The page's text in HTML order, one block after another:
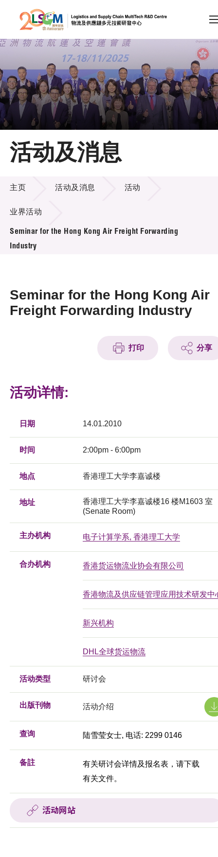
跳到内容（按回车键）
会员登录
A A EN 繁 简
主页
关于LSCM
技术商品化
项目及资助计划
活动及消息
新闻中心
活动及消息
活动及消息
主页 活动及消息 活动
业界活动
Seminar for the Hong Kong Air Freight Forwarding
Industry
Seminar for the Hong Kong Air
Freight Forwarding Industry
打印 分享
活动详情:
日期 14.01.2010
时间 2:00pm - 6:00pm
地点 香港理工大学李嘉诚楼
地址
香港理工大学李嘉诚楼16 楼M1603 室
(Senate Room)
主办机构 电子计算学系, 香港理工大学
合办机构 香港货运物流业协会有限公司
香港物流及供应链管理应用技术研发中
新兴机构
DHL全球货运物流
活动类型 研讨会
出版刊物 活动介绍
查询 陆雪莹女士, 电话: 2299 0146
备註
有关研讨会详情及报名表，请下载
有关文件。
活动网站